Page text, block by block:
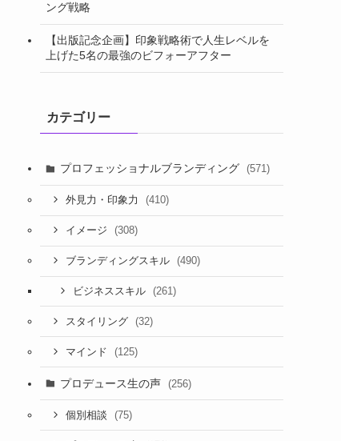
ング戦略
【出版記念企画】印象戦略術で人生レベルを
上げた5名の最強のビフォーアフター
カテゴリー
プロフェッショナルブランディング (571)
外見力・印象力 (410)
イメージ (308)
ブランディングスキル (490)
ビジネススキル (261)
スタイリング (32)
マインド (125)
プロデュース生の声 (256)
個別相談 (75)